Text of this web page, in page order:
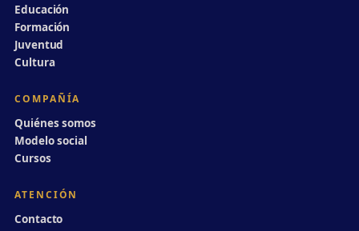
Educación
Formación
Juventud
Cultura
COMPAÑÍA
Quiénes somos
Modelo social
Cursos
ATENCIÓN
Contacto